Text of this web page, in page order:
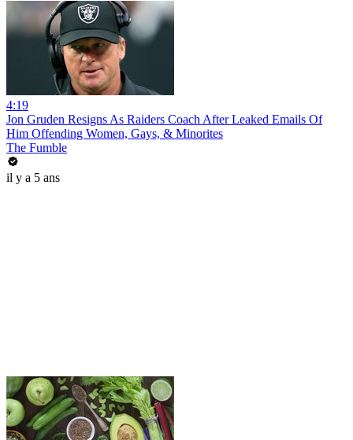
4:19
Jon Gruden Resigns As Raiders Coach After Leaked Emails Of
Him Offending Women, Gays, & Minorites
The Fumble
il y a 5 ans